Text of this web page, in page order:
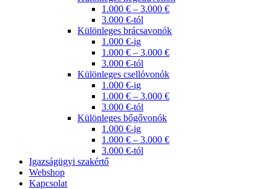
1.000 € – 3.000 €
3.000 €-tól
Különleges brácsavonók
1.000 €-ig
1.000 € – 3.000 €
3.000 €-tól
Különleges csellóvonók
1.000 €-ig
1.000 € – 3.000 €
3.000 €-tól
Különleges bőgővonók
1.000 €-ig
1.000 € – 3.000 €
3.000 €-tól
Igazságügyi szakértő
Webshop
Kapcsolat